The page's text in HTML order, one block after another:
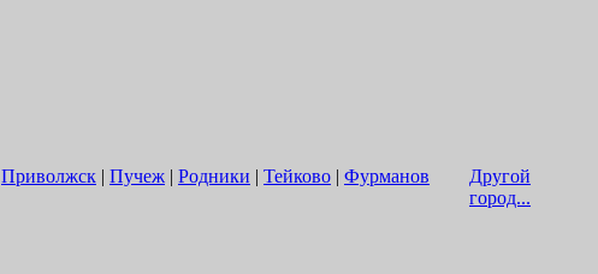
Приволжск | Пучеж | Родники | Тейково | Фурманов
Другой
город...